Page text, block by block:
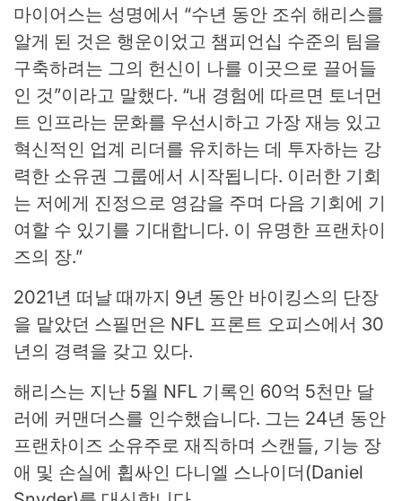
마이어스는 성명에서 “수년 동안 조쉬 해리스를
알게 된 것은 행운이었고 챔피언십 수준의 팀을
구축하려는 그의 헌신이 나를 이곳으로 끌어들
인 것”이라고 말했다. “내 경험에 따르면 토너먼
트 인프라는 문화를 우선시하고 가장 재능 있고
혁신적인 업계 리더를 유치하는 데 투자하는 강
력한 소유권 그룹에서 시작됩니다. 이러한 기회
는 저에게 진정으로 영감을 주며 다음 기회에 기
여할 수 있기를 기대합니다. 이 유명한 프랜차이
즈의 장.”
2021년 떠날 때까지 9년 동안 바이킹스의 단장
을 맡았던 스필먼은 NFL 프론트 오피스에서 30
년의 경력을 갖고 있다.
해리스는 지난 5월 NFL 기록인 60억 5천만 달
러에 커맨더스를 인수했습니다. 그는 24년 동안
프랜차이즈 소유주로 재직하며 스캔들, 기능 장
애 및 손실에 휩싸인 다니엘 스나이더(Daniel